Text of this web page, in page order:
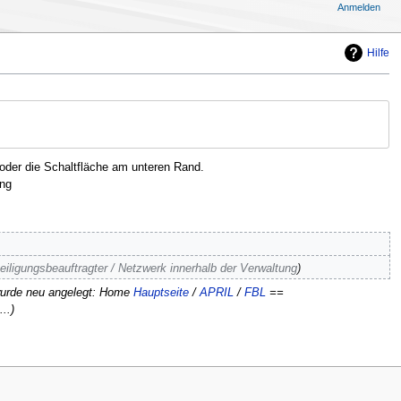
Hilfe
die Schaltfläche am unteren Rand.
/ Netzwerk innerhalb der Verwaltung
neu angelegt: Home Hauptseite/ APRIL / FBL ==
Anmelden